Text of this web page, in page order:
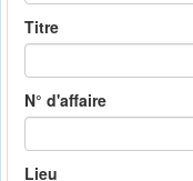
Titre
N° d'affaire
Lieu